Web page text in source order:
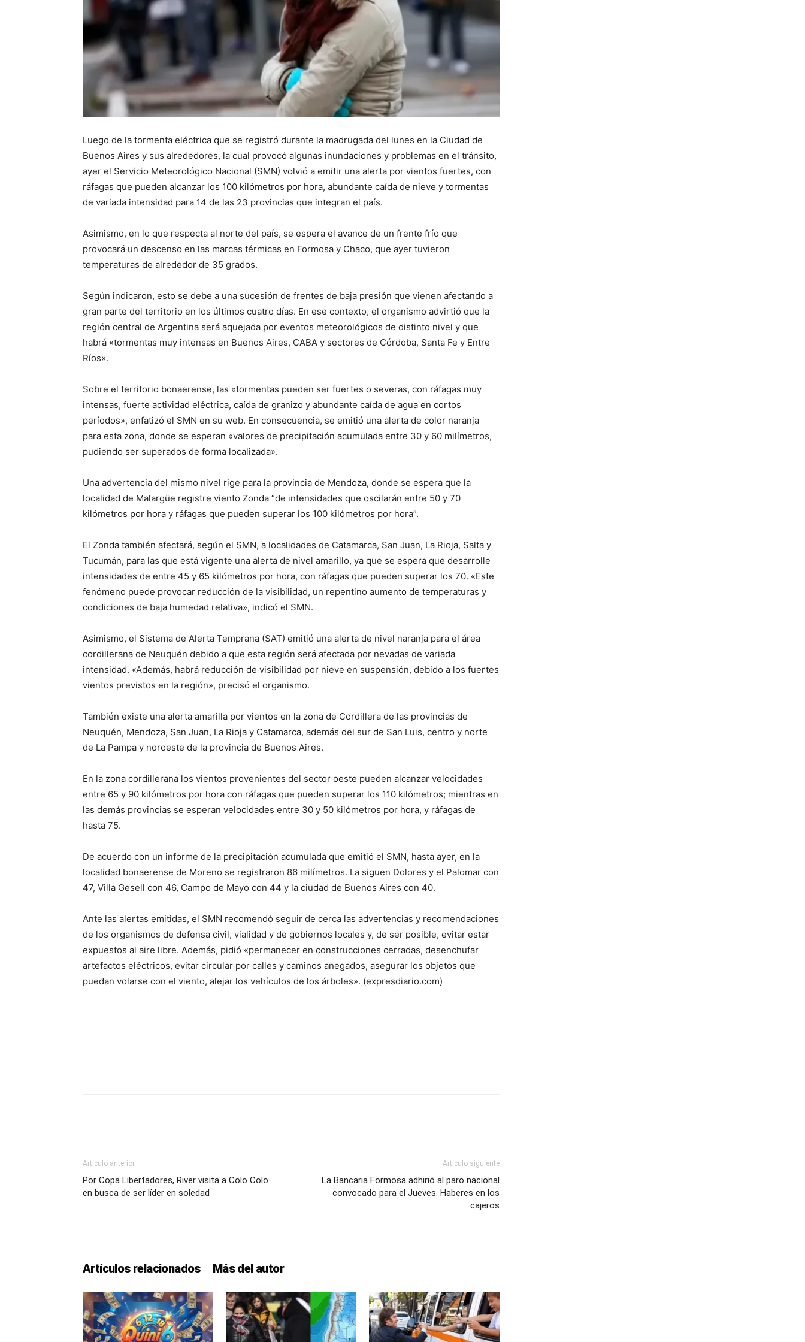
::
La
Verdad
es
lo
que
se
ve…
Luego de la tormenta eléctrica que se registró durante la madrugada del lunes en la Ciudad de
Buenos Aires y sus alrededores, la cual provocó algunas inundaciones y problemas en el tránsito,
ayer el Servicio Meteorológico Nacional (SMN) volvió a emitir una alerta por vientos fuertes, con
ráfagas que pueden alcanzar los 100 kilómetros por hora, abundante caída de nieve y tormentas
de variada intensidad para 14 de las 23 provincias que integran el país.
Asimismo, en lo que respecta al norte del país, se espera el avance de un frente frío que
provocará un descenso en las marcas térmicas en Formosa y Chaco, que ayer tuvieron
temperaturas de alrededor de 35 grados.
Según indicaron, esto se debe a una sucesión de frentes de baja presión que vienen afectando a
gran parte del territorio en los últimos cuatro días. En ese contexto, el organismo advirtió que la
región central de Argentina será aquejada por eventos meteorológicos de distinto nivel y que
habrá «tormentas muy intensas en Buenos Aires, CABA y sectores de Córdoba, Santa Fe y Entre
Ríos».
Sobre el territorio bonaerense, las «tormentas pueden ser fuertes o severas, con ráfagas muy
intensas, fuerte actividad eléctrica, caída de granizo y abundante caída de agua en cortos
períodos», enfatizó el SMN en su web. En consecuencia, se emitió una alerta de color naranja
para esta zona, donde se esperan «valores de precipitación acumulada entre 30 y 60 milímetros,
pudiendo ser superados de forma localizada».
Una advertencia del mismo nivel rige para la provincia de Mendoza, donde se espera que la
localidad de Malargüe registre viento Zonda “de intensidades que oscilarán entre 50 y 70
kilómetros por hora y ráfagas que pueden superar los 100 kilómetros por hora”.
El Zonda también afectará, según el SMN, a localidades de Catamarca, San Juan, La Rioja, Salta y
Tucumán, para las que está vigente una alerta de nivel amarillo, ya que se espera que desarrolle
intensidades de entre 45 y 65 kilómetros por hora, con ráfagas que pueden superar los 70. «Este
fenómeno puede provocar reducción de la visibilidad, un repentino aumento de temperaturas y
condiciones de baja humedad relativa», indicó el SMN.
Asimismo, el Sistema de Alerta Temprana (SAT) emitió una alerta de nivel naranja para el área
cordillerana de Neuquén debido a que esta región será afectada por nevadas de variada
intensidad. «Además, habrá reducción de visibilidad por nieve en suspensión, debido a los fuertes
vientos previstos en la región», precisó el organismo.
También existe una alerta amarilla por vientos en la zona de Cordillera de las provincias de
Neuquén, Mendoza, San Juan, La Rioja y Catamarca, además del sur de San Luis, centro y norte
de La Pampa y noroeste de la provincia de Buenos Aires.
En la zona cordillerana los vientos provenientes del sector oeste pueden alcanzar velocidades
entre 65 y 90 kilómetros por hora con ráfagas que pueden superar los 110 kilómetros; mientras en
las demás provincias se esperan velocidades entre 30 y 50 kilómetros por hora, y ráfagas de
hasta 75.
De acuerdo con un informe de la precipitación acumulada que emitió el SMN, hasta ayer, en la
localidad bonaerense de Moreno se registraron 86 milímetros. La siguen Dolores y el Palomar con
47, Villa Gesell con 46, Campo de Mayo con 44 y la ciudad de Buenos Aires con 40.
Ante las alertas emitidas, el SMN recomendó seguir de cerca las advertencias y recomendaciones
de los organismos de defensa civil, vialidad y de gobiernos locales y, de ser posible, evitar estar
expuestos al aire libre. Además, pidió «permanecer en construcciones cerradas, desenchufar
artefactos eléctricos, evitar circular por calles y caminos anegados, asegurar los objetos que
puedan volarse con el viento, alejar los vehículos de los árboles». (expresdiario.com)
Artículo anterior
Por Copa Libertadores, River visita a Colo Colo
en busca de ser líder en soledad
Artículo siguiente
La Bancaria Formosa adhirió al paro nacional
convocado para el Jueves. Haberes en los
cajeros
Artículos relacionados Más del autor